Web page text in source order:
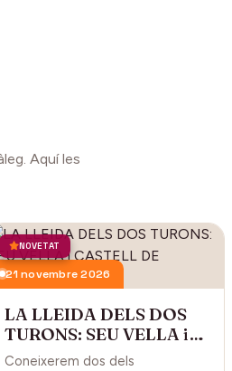
Aquí les
NOVETAT
21 novembre 2026
LA LLEIDA DELS DOS
TURONS: SEU VELLA i
CASTELL DE GARDENY
Coneixerem dos dels